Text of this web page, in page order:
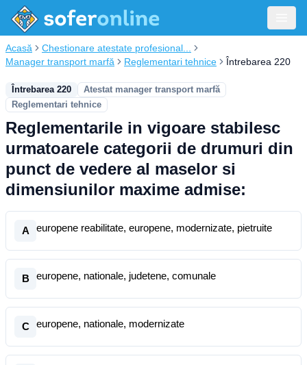
Acasă
Chestionare atestate profesional...
Manager transport marfă
Reglementari tehnice Întrebarea 220
Întrebarea 220
Atestat manager transport marfă
Reglementari tehnice
Reglementarile in vigoare stabilesc
urmatoarele categorii de drumuri din
punct de vedere al maselor si
dimensiunilor maxime admise:
A europene reabilitate, europene, modernizate, pietruite
B europene, nationale, judetene, comunale
C europene, nationale, modernizate